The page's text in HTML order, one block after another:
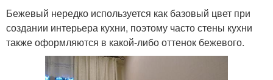
Бежевый нередко используется как базовый цвет при
создании интерьера кухни, поэтому часто стены кухни
также оформляются в какой-либо оттенок бежевого.